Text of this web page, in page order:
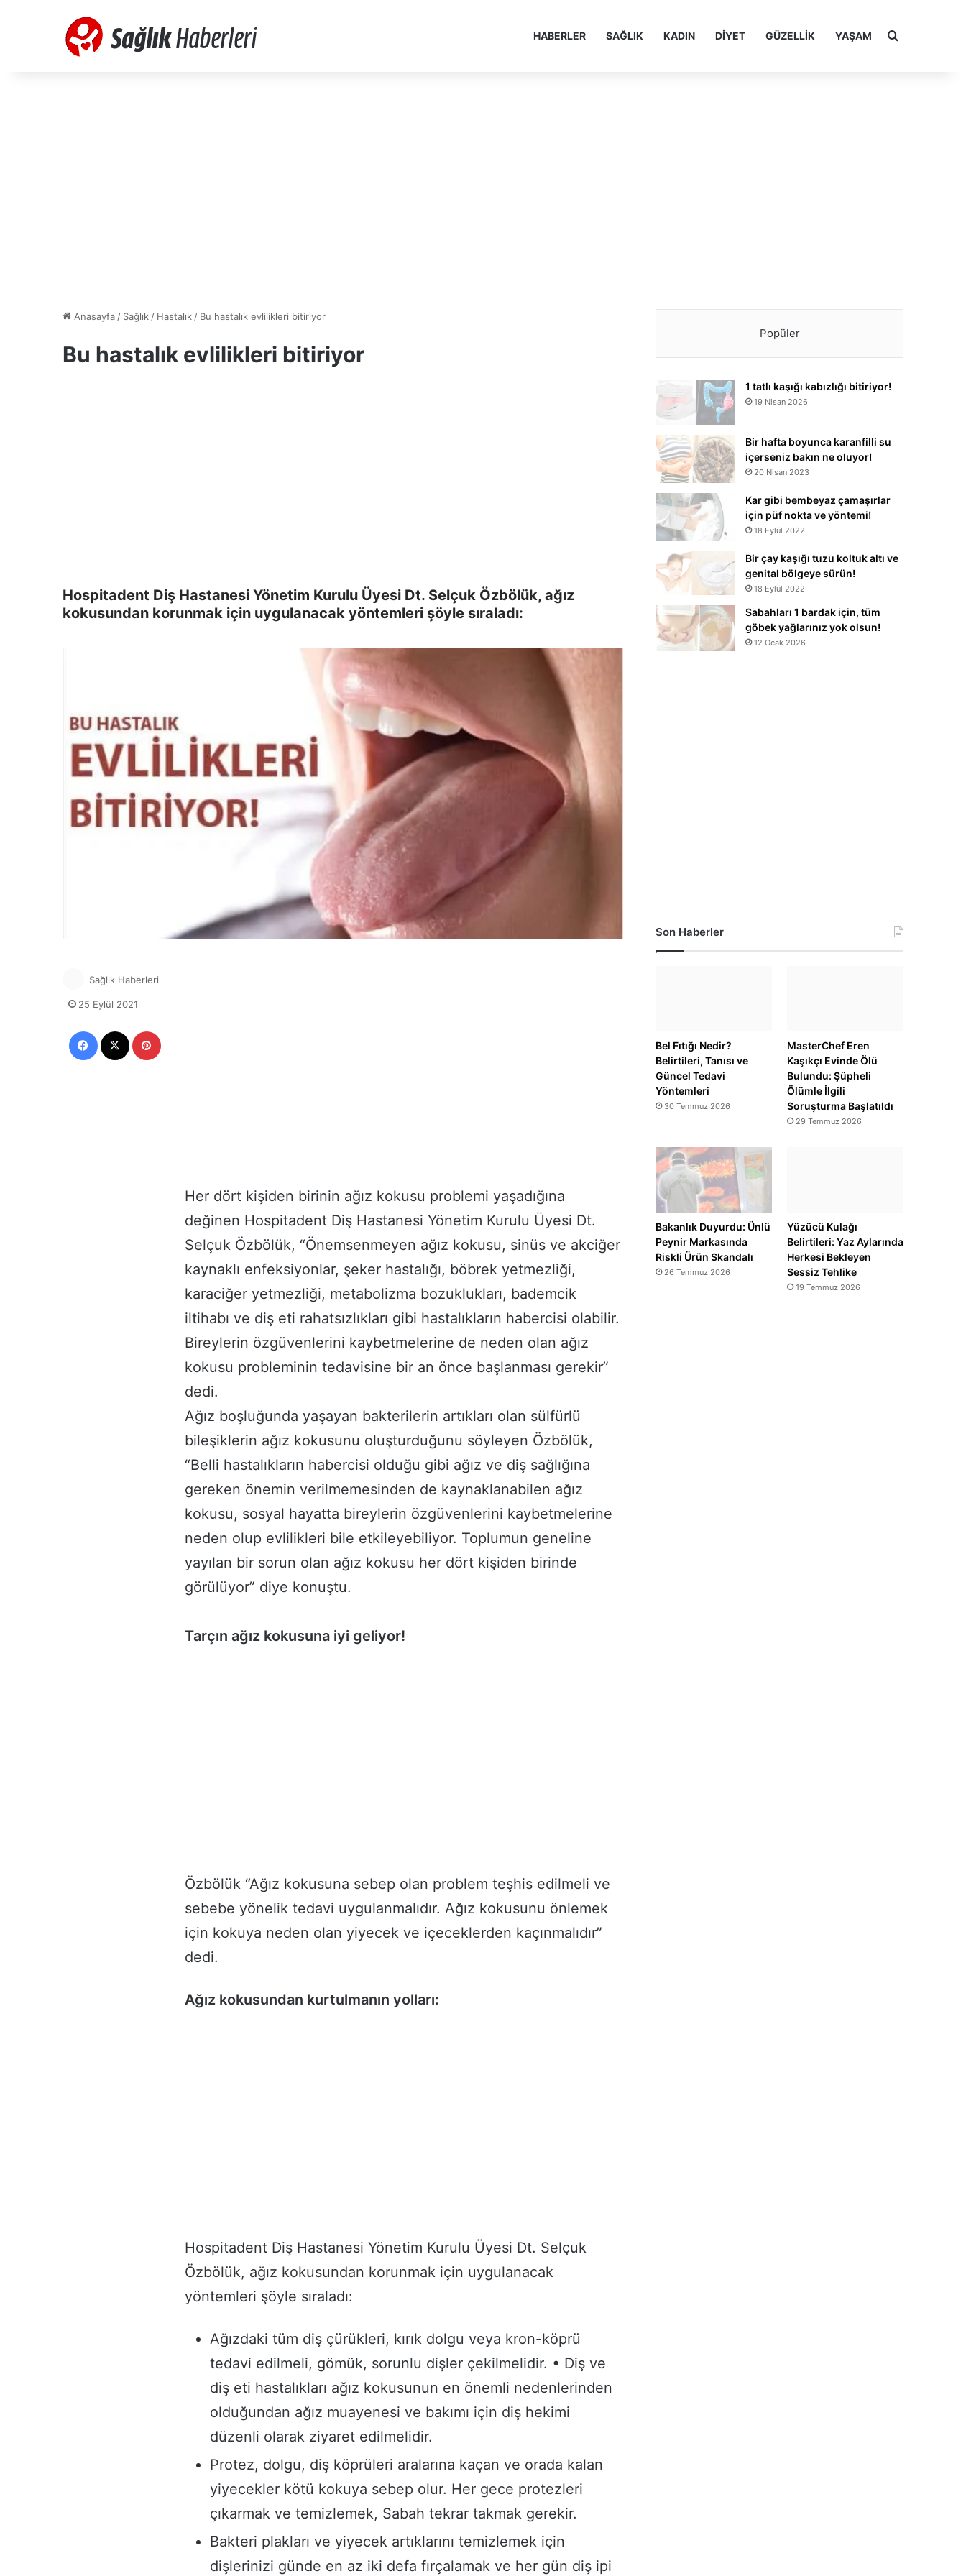
HABERLER SAĞLIK KADIN DIYET GÜZELLIK YAŞAM Arama yap
Anasayfa / Sağlık / Hastalık / Bu hastalık evlilikleri bitiriyor
Bu hastalık evlilikleri bitiriyor
Hospitadent Diş Hastanesi Yönetim Kurulu Üyesi Dt. Selçuk Özbölük, ağız
kokusundan korunmak için uygulanacak yöntemleri şöyle sıraladı:
Her dört kişiden birinin ağız kokusu problemi yaşadığına
değinen Hospitadent Diş Hastanesi Yönetim Kurulu Üyesi Dt.
Selçuk Özbölük, “Önemsenmeyen ağız kokusu, sinüs ve akciğer
kaynaklı enfeksiyonlar, şeker hastalığı, böbrek yetmezliği,
karaciğer yetmezliği, metabolizma bozuklukları, bademcik
iltihabı ve diş eti rahatsızlıkları gibi hastalıkların habercisi olabilir.
Bireylerin özgüvenlerini kaybetmelerine de neden olan ağız
kokusu probleminin tedavisine bir an önce başlanması gerekir”
dedi.
Ağız boşluğunda yaşayan bakterilerin artıkları olan sülfürlü
bileşiklerin ağız kokusunu oluşturduğunu söyleyen Özbölük,
“Belli hastalıkların habercisi olduğu gibi ağız ve diş sağlığına
gereken önemin verilmemesinden de kaynaklanabilen ağız
kokusu, sosyal hayatta bireylerin özgüvenlerini kaybetmelerine
neden olup evlilikleri bile etkileyebiliyor. Toplumun geneline
yayılan bir sorun olan ağız kokusu her dört kişiden birinde
görülüyor” diye konuştu.
Tarçın ağız kokusuna iyi geliyor!
Özbölük “Ağız kokusuna sebep olan problem teşhis edilmeli ve
sebebe yönelik tedavi uygulanmalıdır. Ağız kokusunu önlemek
için kokuya neden olan yiyecek ve içeceklerden kaçınmalıdır”
dedi.
Ağız kokusundan kurtulmanın yolları:
Hospitadent Diş Hastanesi Yönetim Kurulu Üyesi Dt. Selçuk
Özbölük, ağız kokusundan korunmak için uygulanacak
yöntemleri şöyle sıraladı:
Ağızdaki tüm diş çürükleri, kırık dolgu veya kron-köprü
tedavi edilmeli, gömük, sorunlu dişler çekilmelidir. • Diş ve
diş eti hastalıkları ağız kokusunun en önemli nedenlerinden
olduğundan ağız muayenesi ve bakımı için diş hekimi
düzenli olarak ziyaret edilmelidir.
Protez, dolgu, diş köprüleri aralarına kaçan ve orada kalan
yiyecekler kötü kokuya sebep olur. Her gece protezleri
çıkarmak ve temizlemek, Sabah tekrar takmak gerekir.
Bakteri plakları ve yiyecek artıklarını temizlemek için
dişlerinizi günde en az iki defa fırçalamak ve her gün diş ipi
Sağlık Haberleri
25 Eylül 2021
Popüler
1 tatlı kaşığı kabızlığı bitiriyor!
19 Nisan 2026
Bir hafta boyunca karanfilli su
içerseniz bakın ne oluyor!
20 Nisan 2023
Kar gibi bembeyaz çamaşırlar
için püf nokta ve yöntemi!
18 Eylül 2022
Bir çay kaşığı tuzu koltuk altı ve
genital bölgeye sürün!
18 Eylül 2022
Sabahları 1 bardak için, tüm
göbek yağlarınız yok olsun!
12 Ocak 2026
Son Haberler
Bel Fıtığı Nedir?
Belirtileri, Tanısı ve
Güncel Tedavi
Yöntemleri
30 Temmuz 2026
MasterChef Eren
Kaşıkçı Evinde Ölü
Bulundu: Şüpheli
Ölümle İlgili
Soruşturma Başlatıldı
29 Temmuz 2026
Bakanlık Duyurdu: Ünlü
Peynir Markasında
Riskli Ürün Skandalı
26 Temmuz 2026
Yüzücü Kulağı
Belirtileri: Yaz Aylarında
Herkesi Bekleyen
Sessiz Tehlike
19 Temmuz 2026